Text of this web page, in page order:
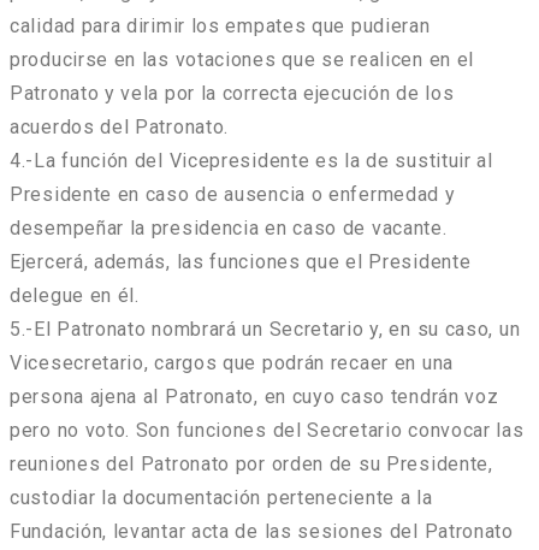
calidad para dirimir los empates que pudieran
producirse en las votaciones que se realicen en el
Patronato y vela por la correcta ejecución de los
acuerdos del Patronato.
4.-La función del Vicepresidente es la de sustituir al
Presidente en caso de ausencia o enfermedad y
desempeñar la presidencia en caso de vacante.
Ejercerá, además, las funciones que el Presidente
delegue en él.
5.-El Patronato nombrará un Secretario y, en su caso, un
Vicesecretario, cargos que podrán recaer en una
persona ajena al Patronato, en cuyo caso tendrán voz
pero no voto. Son funciones del Secretario convocar las
reuniones del Patronato por orden de su Presidente,
custodiar la documentación perteneciente a la
Fundación, levantar acta de las sesiones del Patronato